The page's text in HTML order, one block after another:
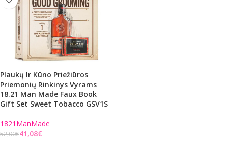
Plaukų Ir Kūno Priežiūros
Priemonių Rinkinys Vyrams
18.21 Man Made Faux Book
Gift Set Sweet Tobacco GSV1S
1821ManMade
52,00€41,08€